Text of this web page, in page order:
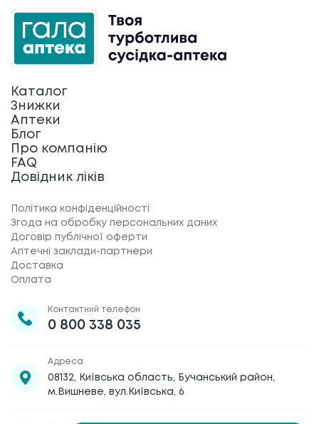
Каталог
Знижки
Аптеки
Блог
Про компанію
FAQ
Довідник ліків
Політика конфіденційності
Згода на обробку персональних даних
Договір публічної оферти
Аптечні заклади-партнери
Доставка
Оплата
Контактний телефон
0 800 338 035
Адреса
08132, Київська область, Бучанський район,
м.Вишневе, вул.Київська, 6